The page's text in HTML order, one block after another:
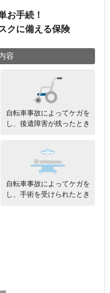
お手続！
クに備える保険
容
自転車事故によってケガを
し、後遺障害が残ったとき
自転車事故によってケガを
し、手術を受けられたとき